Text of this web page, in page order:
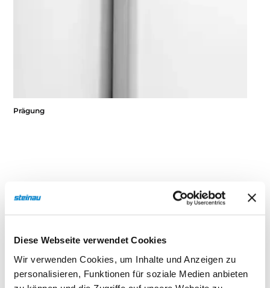
Diese Webseite verwendet Cookies
Wir verwenden Cookies, um Inhalte und Anzeigen zu
personalisieren, Funktionen für soziale Medien anbieten
Prägung
Funktionen